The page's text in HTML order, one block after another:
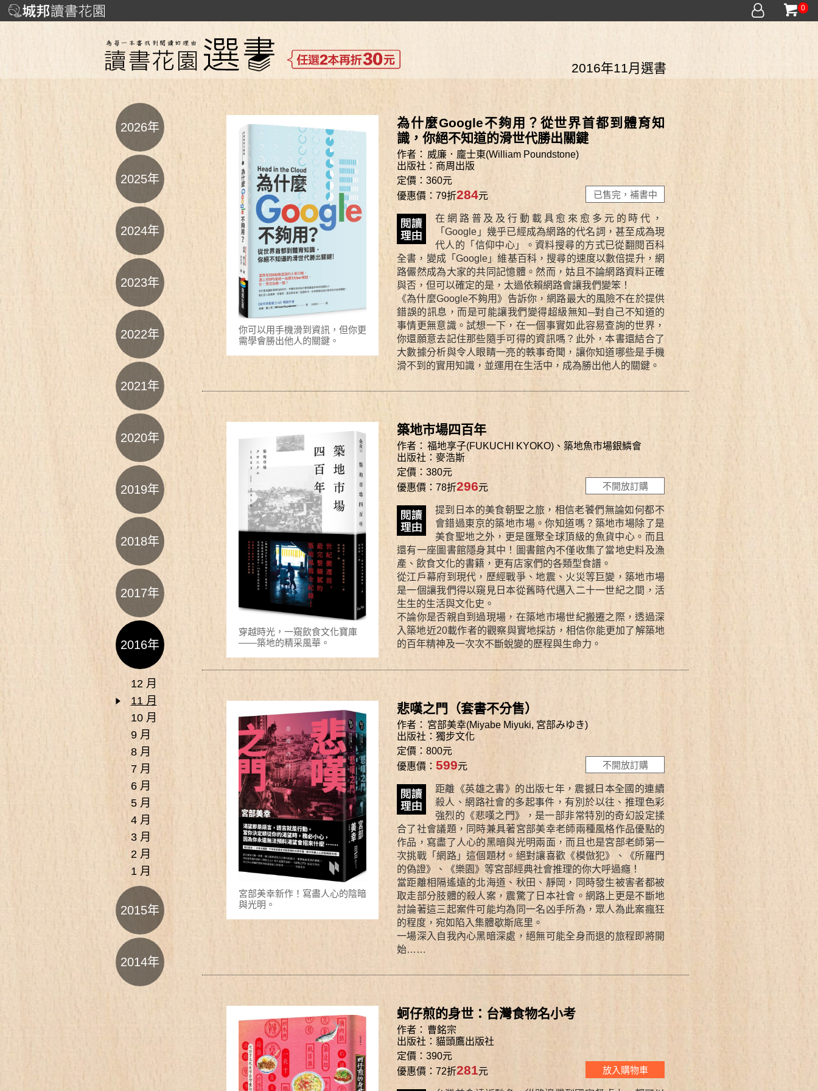
0
2016年11月選書
2026年
2025年
2024年
2023年
2022年
2021年
2020年
2019年
2018年
2017年
2016年
12 月
11 月
10 月
9 月
8 月
7 月
6 月
5 月
4 月
3 月
2 月
1 月
2015年
2014年
你可以用手機滑到資訊，但你更
需學會勝出他人的關鍵。
為什麼Google不夠用？從世界首都到體育知
識，你絕不知道的滑世代勝出關鍵
作者： 威廉．龐士東(William Poundstone)
出版社： 商周出版
定價：360元
優惠價：79折284元 已售完，補書中
在網路普及及行動載具愈來愈多元的時代，
「Google」幾乎已經成為網路的代名詞，甚至成為現
代人的「信仰中心」。資料搜尋的方式已從翻閱百科
全書，變成「Google」維基百科，搜尋的速度以數倍提升，網
路儼然成為大家的共同記憶體。然而，姑且不論網路資料正確
與否，但可以確定的是，太過依賴網路會讓我們變笨！
《為什麼Google不夠用》告訴你，網路最大的風險不在於提供
錯誤的訊息，而是可能讓我們變得超級無知─對自己不知道的
事情更無意識。試想一下，在一個事實如此容易查詢的世界，
你還願意去記住那些隨手可得的資訊嗎？此外，本書還結合了
大數據分析與令人眼睛一亮的軼事奇聞，讓你知道哪些是手機
滑不到的實用知識，並運用在生活中，成為勝出他人的關鍵。
穿越時光，一窺飲食文化寶庫
——築地的精采風華。
築地市場四百年
作者： 福地享子(FUKUCHI KYOKO) 、 築地魚市場銀鱗會
出版社： 麥浩斯
定價：380元
優惠價：78折296元 不開放訂購
提到日本的美食朝聖之旅，相信老饕們無論如何都不
會錯過東京的築地市場。你知道嗎？築地市場除了是
美食聖地之外，更是匯聚全球頂級的魚貨中心。而且
還有一座圖書館隱身其中！圖書館內不僅收集了當地史料及漁
產、飲食文化的書籍，更有店家們的各類型食譜。
從江戶幕府到現代，歷經戰爭、地震、火災等巨變，築地市場
是一個讓我們得以窺見日本從舊時代邁入二十一世紀之間，活
生生的生活與文化史。
不論你是否親自到過現場，在築地市場世紀搬遷之際，透過深
入築地近20載作者的觀察與實地採訪，相信你能更加了解築地
的百年精神及一次次不斷蛻變的歷程與生命力。
宮部美幸新作！寫盡人心的陰暗
與光明。
悲嘆之門（套書不分售）
作者： 宮部美幸(Miyabe Miyuki, 宮部みゆき)
出版社： 獨步文化
定價：800元
優惠價： 599元 不開放訂購
距離《英雄之書》的出版七年，震撼日本全國的連續
殺人、網路社會的多起事件，有別於以往、推理色彩
強烈的《悲嘆之門》，是一部非常特別的奇幻設定揉
合了社會議題，同時兼具著宮部美幸老師兩種風格作品優點的
作品，寫盡了人心的黑暗與光明兩面，而且也是宮部老師第一
次挑戰「網路」這個題材。絕對讓喜歡《模倣犯》、《所羅門
的偽證》、《樂園》等宮部經典社會推理的你大呼過癮！
當距離相隔遙遠的北海道、秋田、靜岡，同時發生被害者都被
取走部分肢體的殺人案，震驚了日本社會。網路上更是不斷地
討論著這三起案件可能均為同一名凶手所為，眾人為此案瘋狂
的程度，宛如陷入集體歇斯底里。
一場深入自我內心黑暗深處，絕無可能全身而退的旅程即將開
始……
蚵仔煎的身世：台灣食物名小考
作者： 曹銘宗
出版社： 貓頭鷹出版社
定價：390元
優惠價：72折281元 放入購物車